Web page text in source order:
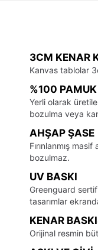
3CM KENAR
Kanvas tablolar
%100
Yerli olarak
bozulma veya
AHŞAP ŞASE
Fırınlanmış
bozulmaz.
UV BASKI
Greenguard
tasarımlar
KENAR
Orijinal resmin